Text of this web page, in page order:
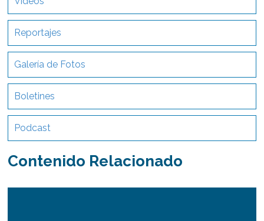
Reportajes
Galería de Fotos
Boletines
Podcast
Contenido Relacionado